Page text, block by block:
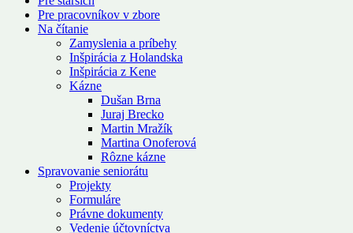
Pre pracovníkov v zbore
Na čítanie
Zamyslenia a príbehy
Inšpirácia z Holandska
Inšpirácia z Kene
Kázne
Dušan Brna
Juraj Brecko
Martin Mražík
Martina Onoferová
Rôzne kázne
Spravovanie seniorátu
Projekty
Formuláre
Právne dokumenty
Vedenie účtovníctva